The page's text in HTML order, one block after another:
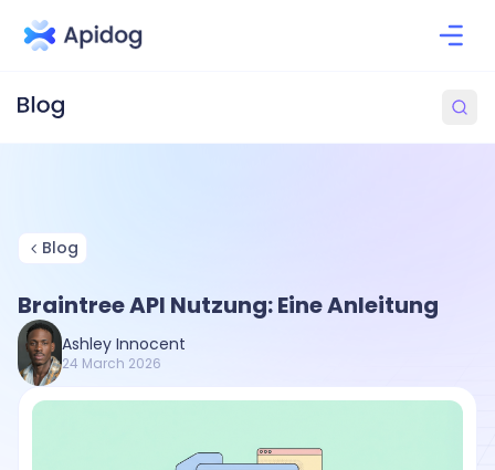
Blog
Braintree API Nutzung: Eine Anleitung
Ashley Innocent
24 March 2026